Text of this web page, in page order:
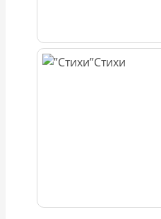
Стихи